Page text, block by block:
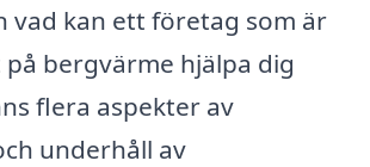
vad kan ett företag som är
på bergvärme hjälpa dig
flera aspekter av
underhåll av